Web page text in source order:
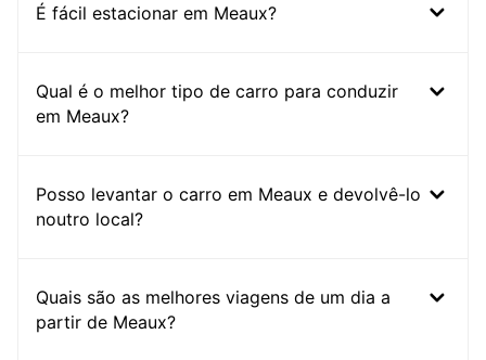
É fácil estacionar em Meaux?
Qual é o melhor tipo de carro para conduzir
em Meaux?
Posso levantar o carro em Meaux e devolvê-lo
noutro local?
Quais são as melhores viagens de um dia a
partir de Meaux?